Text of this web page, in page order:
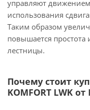
управляют
использования
Таким образом
повышается
лестницы.
Почему стоит
KOMFORT LWK от